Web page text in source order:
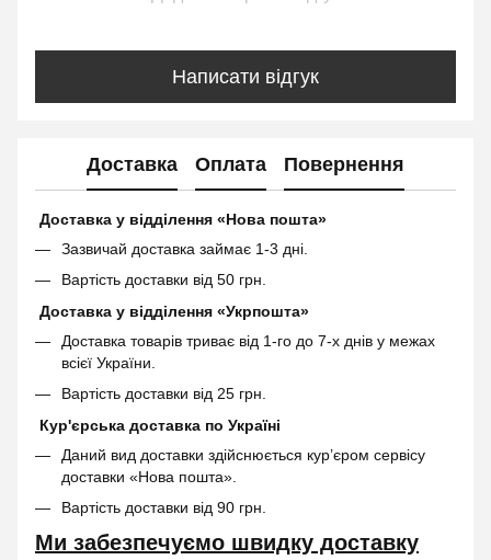
Написати відгук
Доставка Оплата Повернення
Доставка у відділення «Нова пошта»
Зазвичай доставка займає 1-3 дні.
Вартість доставки від 50 грн.
Доставка у відділення «Укрпошта»
Доставка товарів триває від 1-го до 7-х днів у межах
всієї України.
Вартість доставки від 25 грн.
Кур'єрська доставка по Україні
Даний вид доставки здійснюється кур’єром сервісу
доставки «Нова пошта».
Вартість доставки від 90 грн.
Ми забезпечуємо швидку доставку